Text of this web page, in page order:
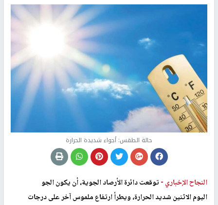
حالة الطقس: أجواء شديدة الحرارة
النجاح الإخباري -توقعت دائرة الأرصاد الجوية، أن يكون الجو
اليوم الاثنين شديد الحرارة، ويطرأ ارتفاع ملموس آخر على درجات